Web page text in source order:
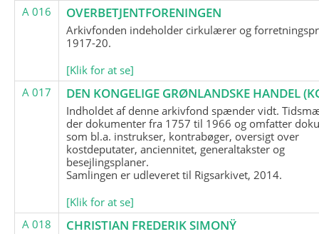
A 016 OVERBETJENTFORENINGEN
Arkivfonden indeholder cirkulærer og
1917-20.
[Klik for at se]
A 017
DEN KONGELIGE GRØNLANDSKE HANDEL
Indholdet af denne arkivfond spænder vidt.
der dokumenter fra 1757 til 1966 og omfatter
som bl.a. instrukser, kontrabøger, oversigt over
kostdeputater, anciennitet, generaltakster og
besejlingsplaner.
Samlingen er udleveret til Rigsarkivet, 2014.
[Klik for at se]
A 018
CHRISTIAN FREDERIK SIMONŸ